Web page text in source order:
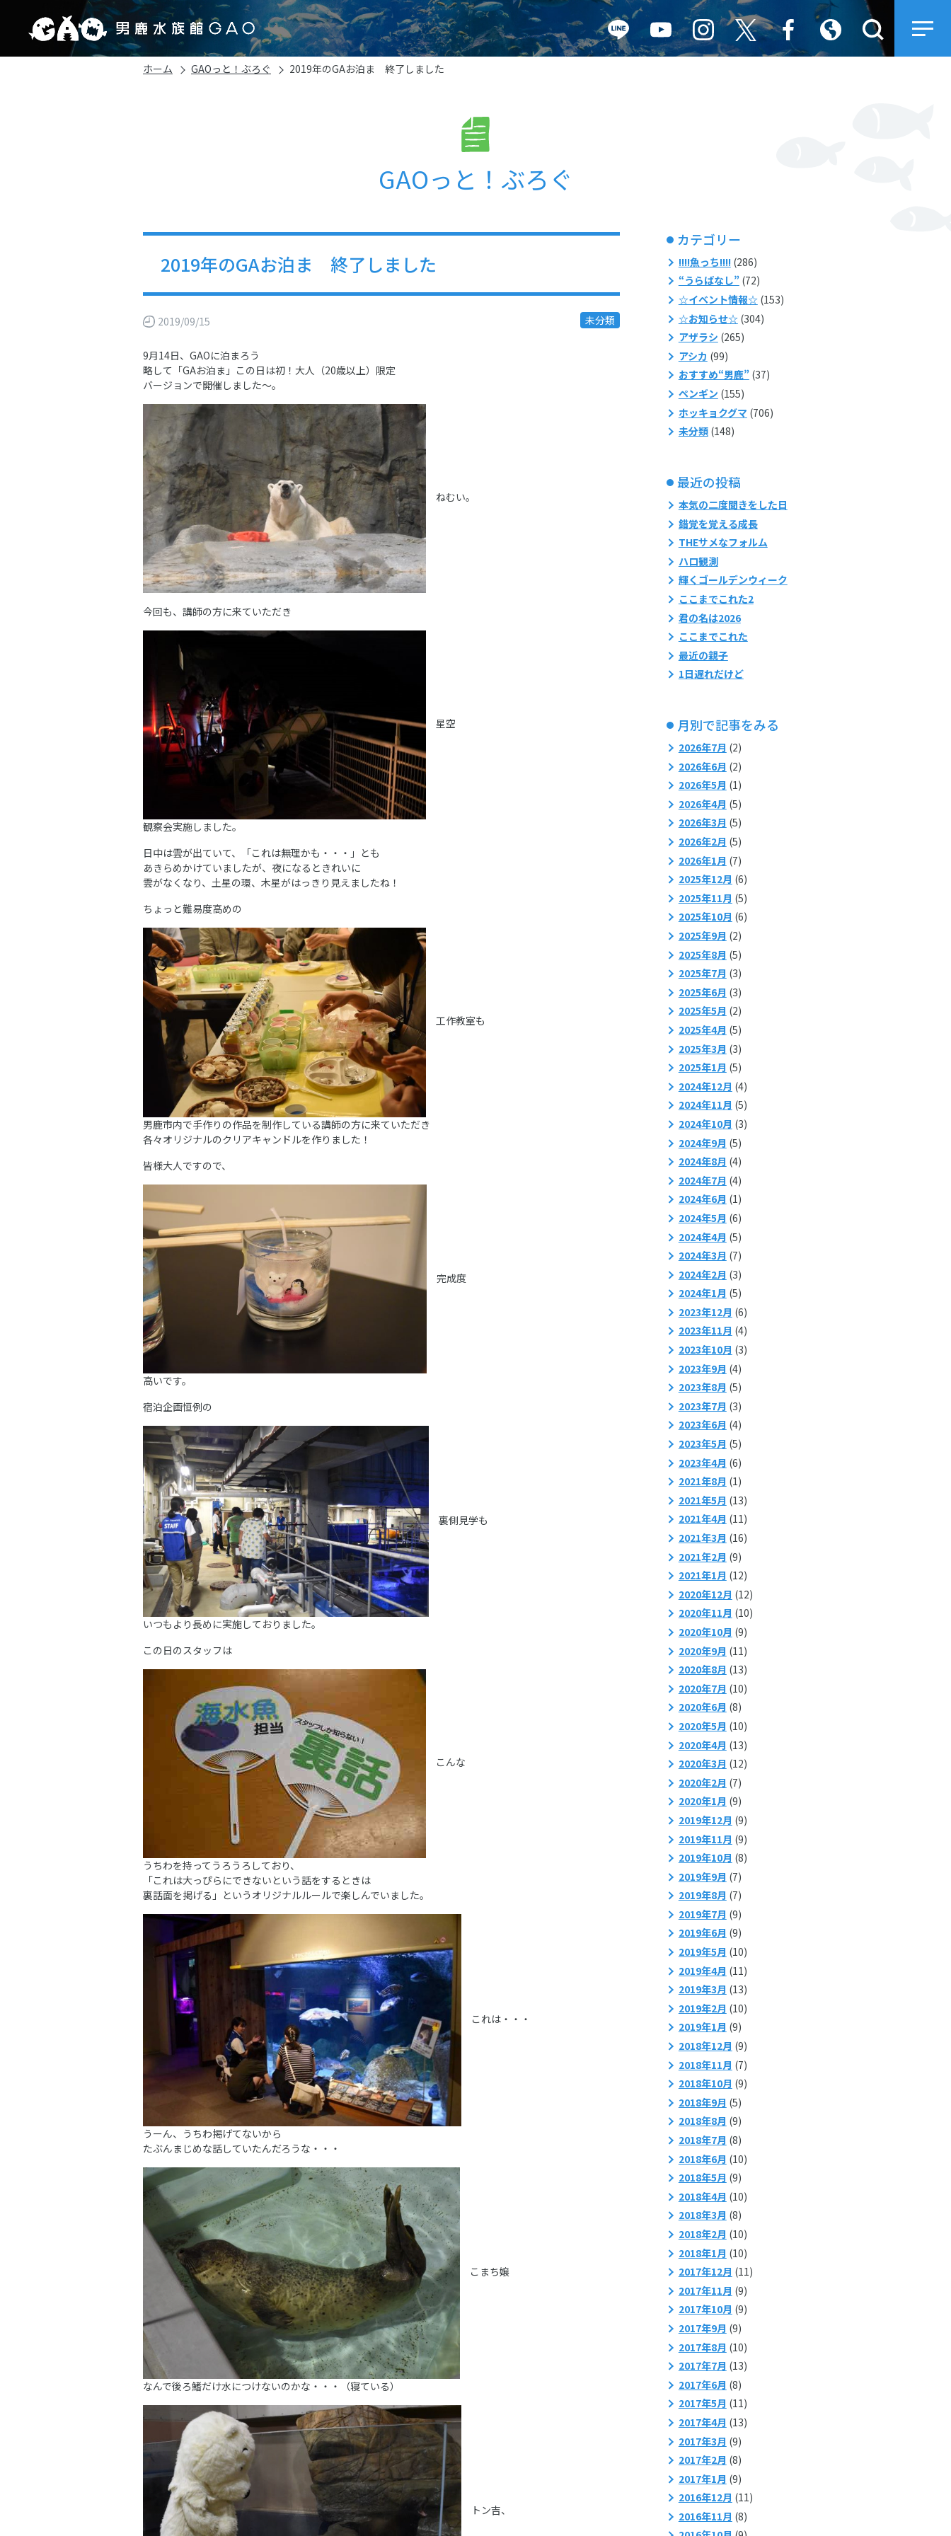
ホーム GAOっと！ぶろぐ 2019年のGAお泊ま 終了しました
GAOっと！ぶろぐ
2019年のGAお泊ま 終了しました
2019/09/15 未分類
9月14日、GAOに泊まろう
略して「GAお泊ま」この日は初！大人（20歳以上）限定
バージョンで開催しました～。
ねむい。
今回も、講師の方に来ていただき
星空
観察会実施しました。
日中は雲が出ていて、「これは無理かも・・・」とも
あきらめかけていましたが、夜になるときれいに
雲がなくなり、土星の環、木星がはっきり見えましたね！
ちょっと難易度高めの
工作教室も
男鹿市内で手作りの作品を制作している講師の方に来ていただき
各々オリジナルのクリアキャンドルを作りました！
皆様大人ですので、
完成度
高いです。
宿泊企画恒例の
裏側見学も
いつもより長めに実施しておりました。
この日のスタッフは
こんな
うちわを持ってうろうろしており、
「これは大っぴらにできないという話をするときは
裏話面を掲げる」というオリジナルルールで楽しんでいました。
これは・・・
うーん、うちわ掲げてないから
たぶんまじめな話していたんだろうな・・・
こまち嬢
なんで後ろ鰭だけ水につけないのかな・・・（寝ている）
トン吉、
カテゴリー
!!!!魚っち!!!!(286)
“うらばなし”(72)
☆イベント情報☆(153)
☆お知らせ☆(304)
アザラシ (265)
アシカ (99)
おすすめ“男鹿”(37)
ペンギン (155)
ホッキョクグマ (706)
未分類(148)
最近の投稿
本気の二度聞きをした日
錯覚を覚える成長
THEサメなフォルム
ハロ観測
輝くゴールデンウィーク
ここまでこれた2
君の名は2026
ここまでこれた
最近の親子
1日遅れだけど
月別で記事をみる
2026年7月 (2)
2026年6月 (2)
2026年5月 (1)
2026年4月 (5)
2026年3月 (5)
2026年2月 (5)
2026年1月 (7)
2025年12月 (6)
2025年11月 (5)
2025年10月 (6)
2025年9月 (2)
2025年8月 (5)
2025年7月 (3)
2025年6月 (3)
2025年5月 (2)
2025年4月 (5)
2025年3月 (3)
2025年1月 (5)
2024年12月 (4)
2024年11月 (5)
2024年10月 (3)
2024年9月 (5)
2024年8月 (4)
2024年7月 (4)
2024年6月 (1)
2024年5月 (6)
2024年4月 (5)
2024年3月 (7)
2024年2月 (3)
2024年1月 (5)
2023年12月 (6)
2023年11月 (4)
2023年10月 (3)
2023年9月 (4)
2023年8月 (5)
2023年7月 (3)
2023年6月 (4)
2023年5月 (5)
2023年4月 (6)
2021年8月 (1)
2021年5月 (13)
2021年4月 (11)
2021年3月 (16)
2021年2月 (9)
2021年1月 (12)
2020年12月 (12)
2020年11月 (10)
2020年10月 (9)
2020年9月 (11)
2020年8月 (13)
2020年7月 (10)
2020年6月 (8)
2020年5月 (10)
2020年4月 (13)
2020年3月 (12)
2020年2月 (7)
2020年1月 (9)
2019年12月 (9)
2019年11月 (9)
2019年10月 (8)
2019年9月 (7)
2019年8月 (7)
2019年7月 (9)
2019年6月 (9)
2019年5月 (10)
2019年4月 (11)
2019年3月 (13)
2019年2月 (10)
2019年1月 (9)
2018年12月 (9)
2018年11月 (7)
2018年10月 (9)
2018年9月 (5)
2018年8月 (9)
2018年7月 (8)
2018年6月 (10)
2018年5月 (9)
2018年4月 (10)
2018年3月 (8)
2018年2月 (10)
2018年1月 (10)
2017年12月 (11)
2017年11月 (9)
2017年10月 (9)
2017年9月 (9)
2017年8月 (10)
2017年7月 (13)
2017年6月 (8)
2017年5月 (11)
2017年4月 (13)
2017年3月 (9)
2017年2月 (8)
2017年1月 (9)
2016年12月 (11)
2016年11月 (8)